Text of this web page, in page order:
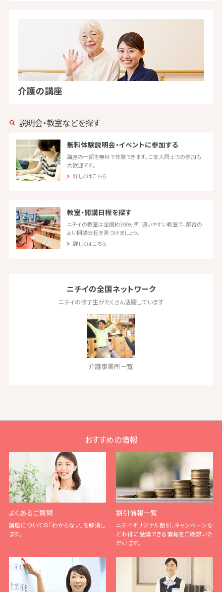
介護の講座
説明会・教室などを探す
無料体験説明会・イベントに参加する
講座の一部を無料で体験できます。ご友人同士での参加も
大歓迎です。
詳しくはこちら
教室・開講日程を探す
ニチイの教室は全国約300ヵ所！通いやすい教室で、都合の
よい開講日程を見つけましょう。
詳しくはこちら
ニチイの全国ネットワーク
ニチイの修了生がたくさん活躍しています
介護事業所一覧
おすすめの情報
よくあるご質問
講座についての「わからない」を解消し
ます。
割引情報一覧
ニチイオリジナル割引、キャンペーンな
どお得に受講できる情報をご確認いた
だけます。